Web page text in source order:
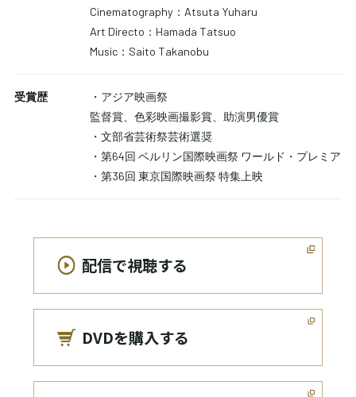
Cinematography：Atsuta Yuharu
Art Directo：Hamada Tatsuo
Music：Saito Takanobu
受賞歴
・アジア映画祭
監督賞、色彩映画撮影賞、助演男優賞
・文部省芸術祭芸術選奨
・第64回 ベルリン国際映画祭 ワールド・プレミア
・第36回 東京国際映画祭 特集上映
配信で視聴する
DVDを購入する